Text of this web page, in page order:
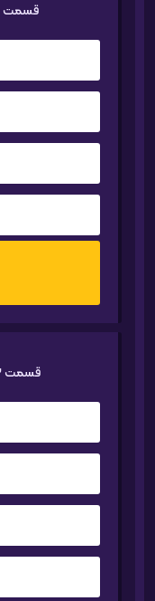
قسمت 2 - زیرنویس چسبیده فارسی
قسمت 3 - زیرنویس چسبیده فارسی